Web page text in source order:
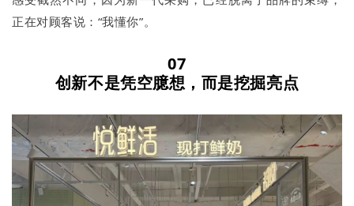
正在对顾客说：“我懂你”。
07
创新不是凭空臆想，而是挖掘亮点